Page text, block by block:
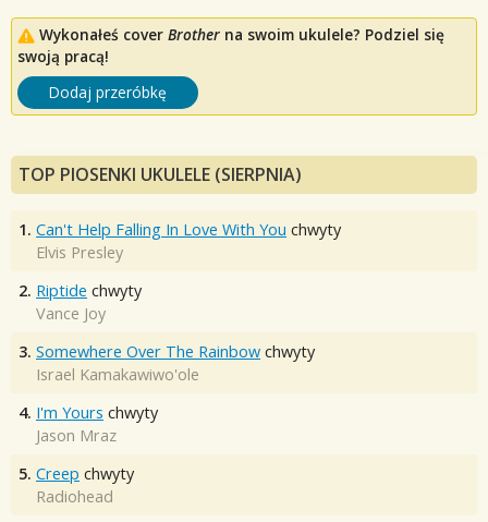
Wykonałeś cover Brother na swoim ukulele? Podziel się
swoją pracą!
Dodaj przeróbkę
TOP PIOSENKI UKULELE (SIERPNIA)
1. Can't Help Falling In Love With You chwyty
Elvis Presley
2. Riptide chwyty
Vance Joy
3. Somewhere Over The Rainbow chwyty
Israel Kamakawiwo'ole
4. I'm Yours chwyty
Jason Mraz
5. Creep chwyty
Radiohead